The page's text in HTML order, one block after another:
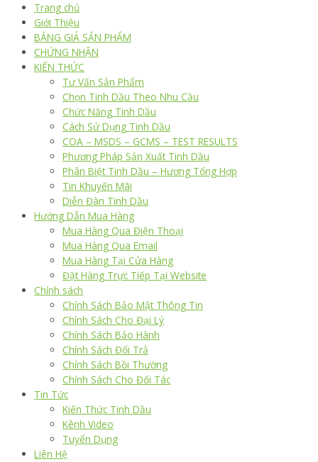
Trang chủ
Giới Thiệu
BẢNG GIÁ SẢN PHẨM
CHỨNG NHẬN
KIẾN THỨC
Tư Vấn Sản Phẩm
Chọn Tinh Dầu Theo Nhu Cầu
Chức Năng Tinh Dầu
Cách Sử Dụng Tinh Dầu
COA – MSDS – GCMS – TEST RESULTS
Phương Pháp Sản Xuất Tinh Dầu
Phân Biệt Tinh Dầu – Hương Tổng Hợp
Tin Khuyến Mãi
Diễn Đàn Tinh Dầu
Hướng Dẫn Mua Hàng
Mua Hàng Qua Điện Thoại
Mua Hàng Qua Email
Mua Hàng Tại Cửa Hàng
Đặt Hàng Trực Tiếp Tại Website
Chính sách
Chính Sách Bảo Mật Thông Tin
Chính Sách Cho Đại Lý
Chính Sách Bảo Hành
Chính Sách Đổi Trả
Chính Sách Bồi Thường
Chính Sách Cho Đối Tác
Tin Tức
Kiến Thức Tinh Dầu
Kênh Video
Tuyển Dụng
Liên Hệ